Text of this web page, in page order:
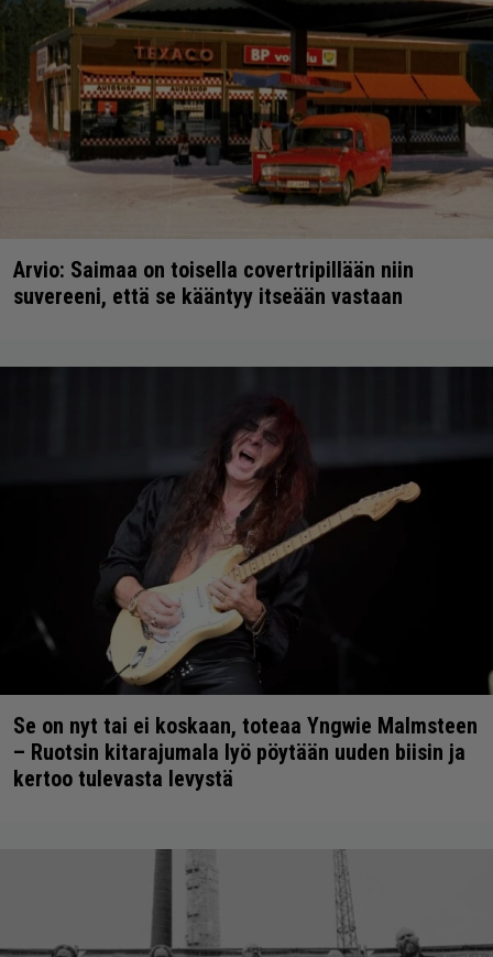
Arvio: Saimaa on toisella covertripillään niin
suvereeni, että se kääntyy itseään vastaan
Se on nyt tai ei koskaan, toteaa Yngwie Malmsteen
– Ruotsin kitarajumala lyö pöytään uuden biisin ja
kertoo tulevasta levystä